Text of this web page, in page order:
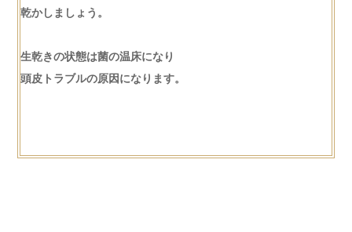
乾かしましょう。
生乾きの状態は菌の温床になり
頭皮トラブルの原因になります。